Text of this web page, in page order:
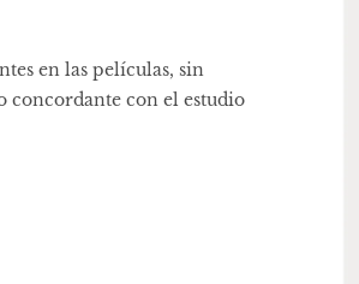
en las películas, sin
concordante con el estudio